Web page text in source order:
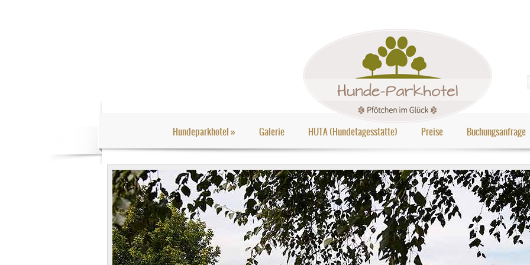
Hundeparkhotel» Galerie HUTA (Hundetagesstätte) Preise Buchungsanfrage